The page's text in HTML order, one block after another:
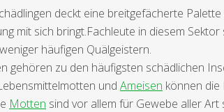
deckt eine breitgefächerte
mit sich bringt.Fachleute in diesem
häufigen Quälgeistern.
gehören zu den häufigsten schädlichen
und Ameisen können
Motten sind vor allem für Gewebe aller